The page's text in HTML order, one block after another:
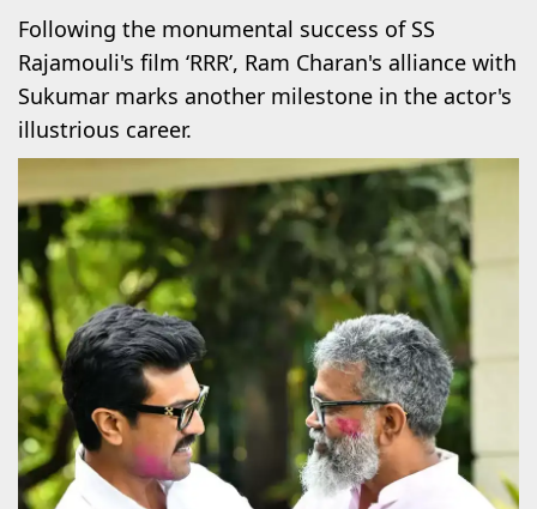
Following the monumental success of SS
Rajamouli's film ‘RRR’, Ram Charan's alliance with
Sukumar marks another milestone in the actor's
illustrious career.